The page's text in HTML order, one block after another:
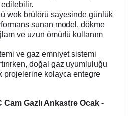
edilebilir.
wok brülörü sayesinde günlük
sunan model, dökme
ve uzun ömürlü kullanım
ve gaz emniyet sistemi
doğal gaz uyumluluğu
projelerine kolayca entegre
Cam Gazlı Ankastre Ocak -